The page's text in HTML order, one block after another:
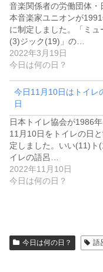
音楽関係者の労働団体・
本音楽家ユニオンが
に制定しました。「ミュ
(3)ジック(19)」の…
2022年3月19日
今日は何の日？
今日11月10日はトイレ
日
日本トイレ協会が1986年
11月10日をトイレの日と
定しました。いい(11)ト
イレの語呂…
2022年11月10日
今日は何の日？
今日は何の日？ 語